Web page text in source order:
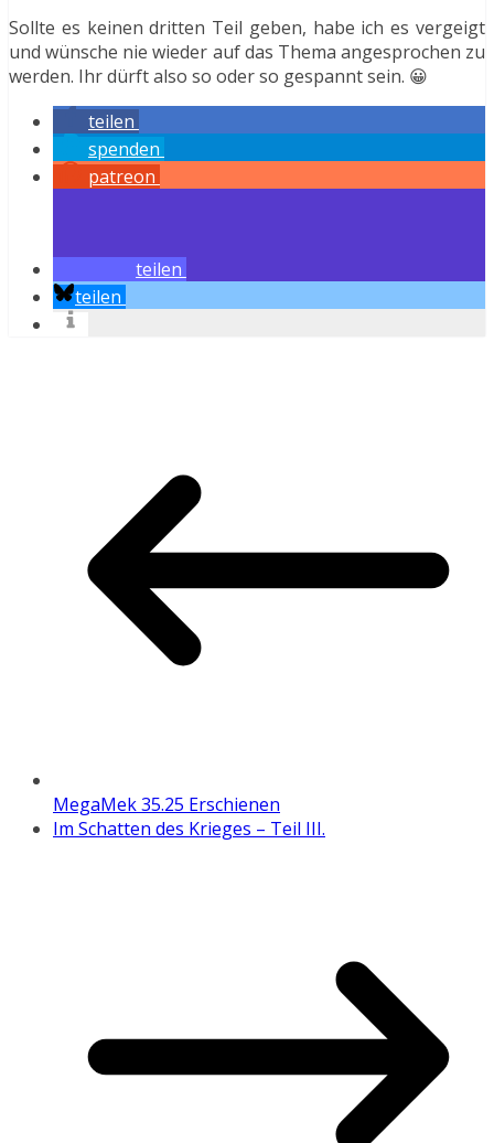
Sollte es keinen dritten Teil geben, habe ich es vergeigt
und wünsche nie wieder auf das Thema angesprochen zu
werden. Ihr dürft also so oder so gespannt sein. 😀
teilen
spenden
patreon
teilen
teilen
MegaMek 35.25 Erschienen
Im Schatten des Krieges – Teil III.